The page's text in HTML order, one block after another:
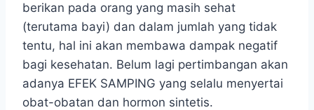
berikan pada orang yang masih sehat
(terutama bayi) dan dalam jumlah yang tidak
tentu, hal ini akan membawa dampak negatif
bagi kesehatan. Belum lagi pertimbangan akan
adanya EFEK SAMPING yang selalu menyertai
obat-obatan dan hormon sintetis.